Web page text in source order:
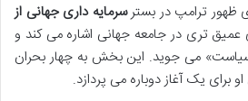
ظهور ترامپ در بسترسرمایه داری جهانی از
عمیق تری در جامعه جهانی اشاره می کند و
سیاست» می جوید. این بخش به چهار بحران
برای یک آغاز دوباره می پردازد.